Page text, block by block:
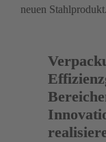
neuen Stahlprodukt.